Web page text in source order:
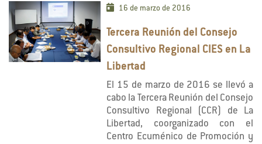
16 de marzo de 2016
Tercera Reunión del Consejo
Consultivo Regional CIES en La
Libertad
El 15 de marzo de 2016 se llevó a
cabo la Tercera Reunión del Consejo
Consultivo Regional (CCR) de La
Libertad, coorganizado con el
Centro Ecuménico de Promoción y